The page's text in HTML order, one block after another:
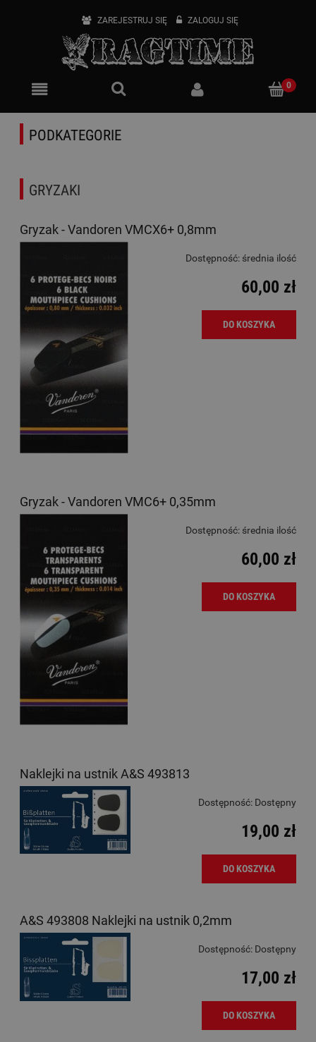
ZAREJESTRUJ SIĘ ZALOGUJ SIĘ
PODKATEGORIE
GRYZAKI
Gryzak - Vandoren VMCX6+ 0,8mm
Dostępność: średnia ilość
60,00 zł
DO KOSZYKA
Gryzak - Vandoren VMC6+ 0,35mm
Dostępność: średnia ilość
60,00 zł
DO KOSZYKA
Naklejki na ustnik A&S 493813
Dostępność: Dostępny
19,00 zł
DO KOSZYKA
A&S 493808 Naklejki na ustnik 0,2mm
Dostępność: Dostępny
17,00 zł
DO KOSZYKA